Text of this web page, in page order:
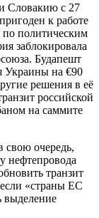
Словакию с 27
к работе
по политическим
заблокировала
Будапешт
Украины на €90
решения в её
российской
на саммите
свою очередь,
нефтепровода
транзит
«страны ЕС
выделение